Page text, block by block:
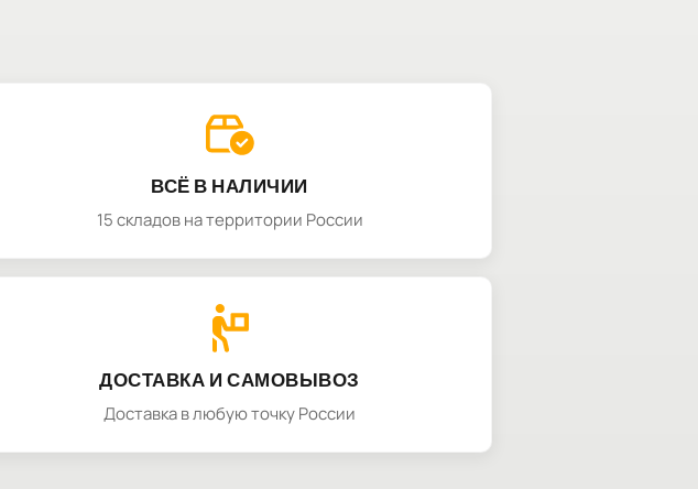
ВСЁ В НАЛИЧИИ
15 складов на территории России
ДОСТАВКА И САМОВЫВОЗ
Доставка в любую точку России